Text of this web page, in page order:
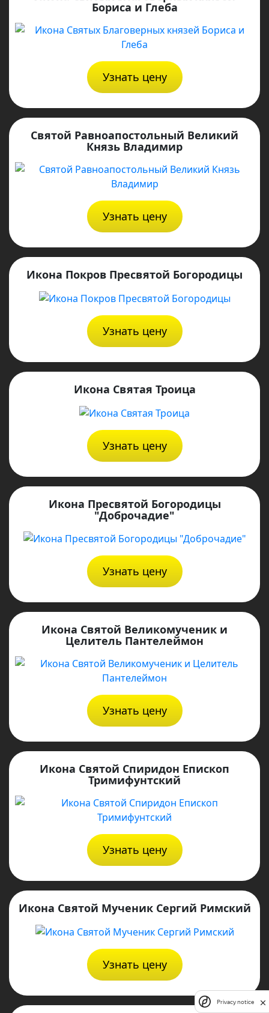
Бориса и Глеба
Узнать цену
Святой Равноапостольный Великий
Князь Владимир
Узнать цену
Икона Покров Пресвятой Богородицы
Узнать цену
Икона Святая Троица
Узнать цену
Икона Пресвятой Богородицы
"Доброчадие"
Узнать цену
Икона Святой Великомученик и
Целитель Пантелеймон
Узнать цену
Икона Святой Спиридон Епископ
Тримифунтский
Узнать цену
Икона Святой Мученик Сергий Римский
Узнать цену
Privacy notice